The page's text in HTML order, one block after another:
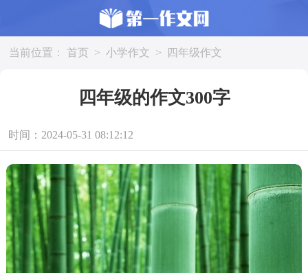
当前位置： 首页 > 小学作文 > 四年级作文
四年级的作文300字
时间：2024-05-31 08:12:12